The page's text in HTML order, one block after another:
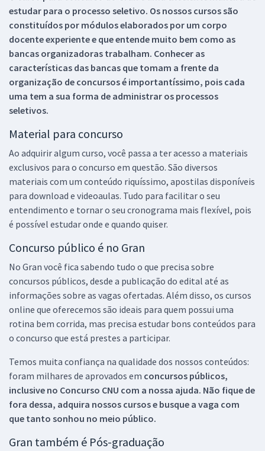
estudar para o processo seletivo. Os nossos cursos são
constituídos por módulos elaborados por um corpo
docente experiente e que entende muito bem como as
bancas organizadoras trabalham. Conhecer as
características das bancas que tomam a frente da
organização de concursos é importantíssimo, pois cada
uma tem a sua forma de administrar os processos
seletivos.
Material para concurso
Ao adquirir algum curso, você passa a ter acesso a materiais
exclusivos para o concurso em questão. São diversos
materiais com um conteúdo riquíssimo, apostilas disponíveis
para download e videoaulas. Tudo para facilitar o seu
entendimento e tornar o seu cronograma mais flexível, pois
é possível estudar onde e quando quiser.
Concurso público é no Gran
No Gran você fica sabendo tudo o que precisa sobre
concursos públicos, desde a publicação do edital até as
informações sobre as vagas ofertadas. Além disso, os cursos
online que oferecemos são ideais para quem possui uma
rotina bem corrida, mas precisa estudar bons conteúdos para
o concurso que está prestes a participar.
Temos muita confiança na qualidade dos nossos conteúdos:
foram milhares de aprovados em concursos públicos,
inclusive no Concurso CNU com a nossa ajuda. Não fique de
fora dessa, adquira nossos cursos e busque a vaga com
que tanto sonhou no meio público.
Gran também é Pós-graduação